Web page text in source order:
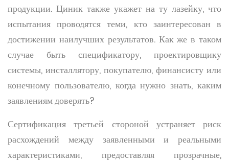
продукции. Циник также укажет на ту лазейку, что
испытания проводятся теми, кто заинтересован в
достижении наилучших результатов. Как же в таком
случае быть спецификатору, проектировщику
системы, инсталлятору, покупателю, финансисту или
конечному пользователю, когда нужно знать, каким
заявлениям доверять?
Сертификация третьей стороной устраняет риск
расхождений между заявленными и реальными
характеристиками, предоставляя прозрачные,